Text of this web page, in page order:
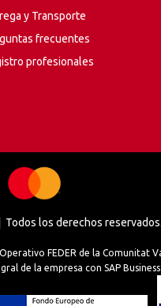
y Transporte
frecuentes
profesionales
los derechos reservados.
FEDER de la Comunitat
de la empresa con SAP